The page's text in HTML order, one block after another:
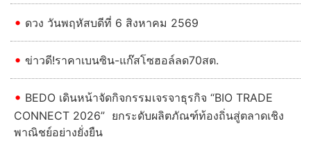
ดวง วันพฤหัสบดีที่ 6 สิงหาคม 2569
ข่าวดี!ราคาเบนซิน-แก๊สโซฮอล์ลด70สต.
BEDO เดินหน้าจัดกิจกรรมเจรจาธุรกิจ “BIO TRADE
CONNECT 2026” ยกระดับผลิตภัณฑ์ท้องถิ่นสู่ตลาดเชิง
พาณิชย์อย่างยั่งยืน